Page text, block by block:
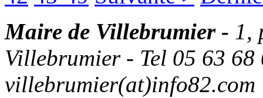
Maire de Villebrumier - 1,
Villebrumier - Tel 05 63
villebrumier(at)info82.com